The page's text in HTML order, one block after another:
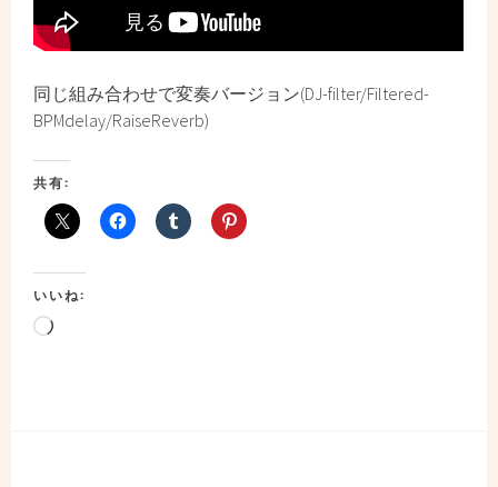
同じ組み合わせで変奏バージョン(DJ-filter/Filtered-
BPMdelay/RaiseReverb)
共有:
いいね:
読